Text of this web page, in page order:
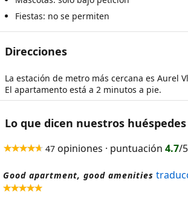
Fiestas: no se permiten
Direcciones
La estación de metro más cercana es Aurel
El apartamento está a 2 minutos a pie.
Lo que dicen nuestros huéspedes
47 opiniones · puntuación 4.7/5
Good apartment, good amenities